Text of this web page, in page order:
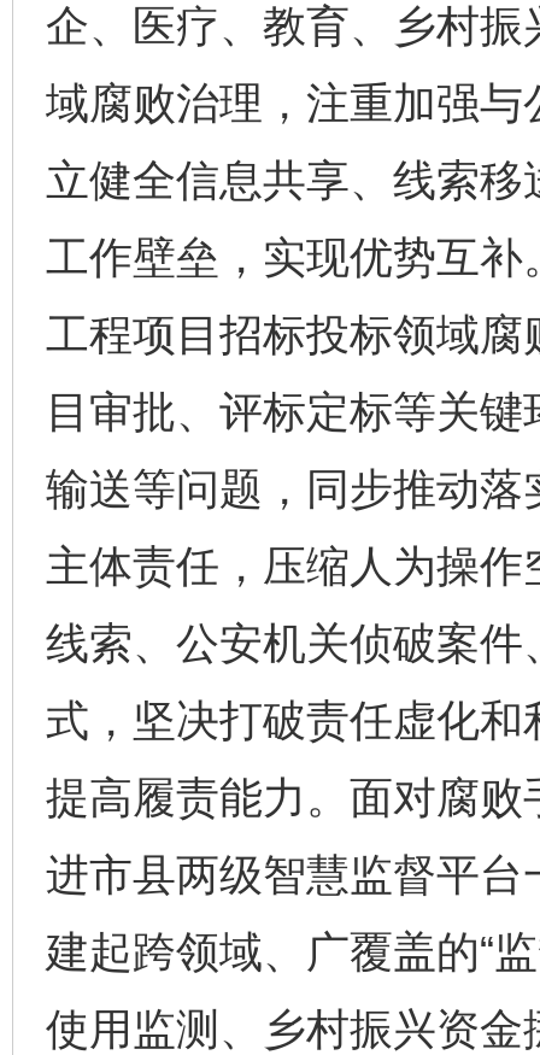
企、医疗、教育、乡村
域腐败治理，注重加强
立健全信息共享、线索
工作壁垒，实现优势互
工程项目招标投标领域
目审批、评标定标等关
输送等问题，同步推动落
主体责任，压缩人为操
线索、公安机关侦破案件
式，坚决打破责任虚化
提高履责能力。面对腐
进市县两级智慧监督平
建起跨领域、广覆盖的“
使用监测、乡村振兴资